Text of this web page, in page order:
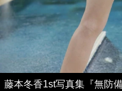
藤本冬香1st写真集『無防